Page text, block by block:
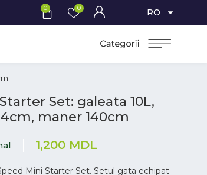
0 0 RO
Set: galeata 10L,
maner 140cm
1,200 MDL
Mini Starter Set. Setul gata echipat